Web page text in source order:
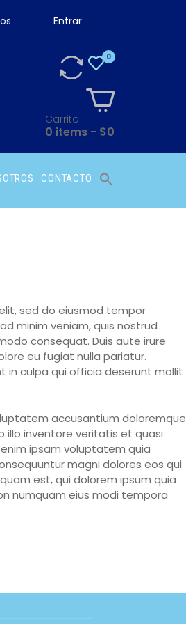
Entrar
Carrito
0 items - $0
CONTACTO
sed do eiusmod tempor
minim veniam, quis nostrud
consequat. Duis aute irure
eu fugiat nulla pariatur.
in culpa qui officia deserunt mollit
accusantium doloremque
illo inventore veritatis et quasi
ipsam voluptatem quia
magni dolores eos qui
est, qui dolorem ipsum quia
numquam eius modi tempora